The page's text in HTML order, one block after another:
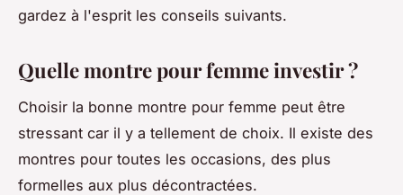
gardez à l'esprit les conseils suivants.
Quelle montre pour femme investir ?
Choisir la bonne montre pour femme peut être
stressant car il y a tellement de choix. Il existe des
montres pour toutes les occasions, des plus
formelles aux plus décontractées.